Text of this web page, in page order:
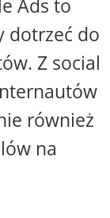
Ads to
dotrzeć do
Z social
również
na